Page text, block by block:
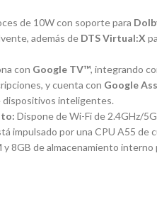
de 10W con soporte para
además de DTS Virtual:X
con Google TV™, integrando
y cuenta con Google
dispositivos inteligentes.
Dispone de Wi-Fi de 2.4GHz/
impulsado por una CPU A55 de
y 8GB de almacenamiento interno